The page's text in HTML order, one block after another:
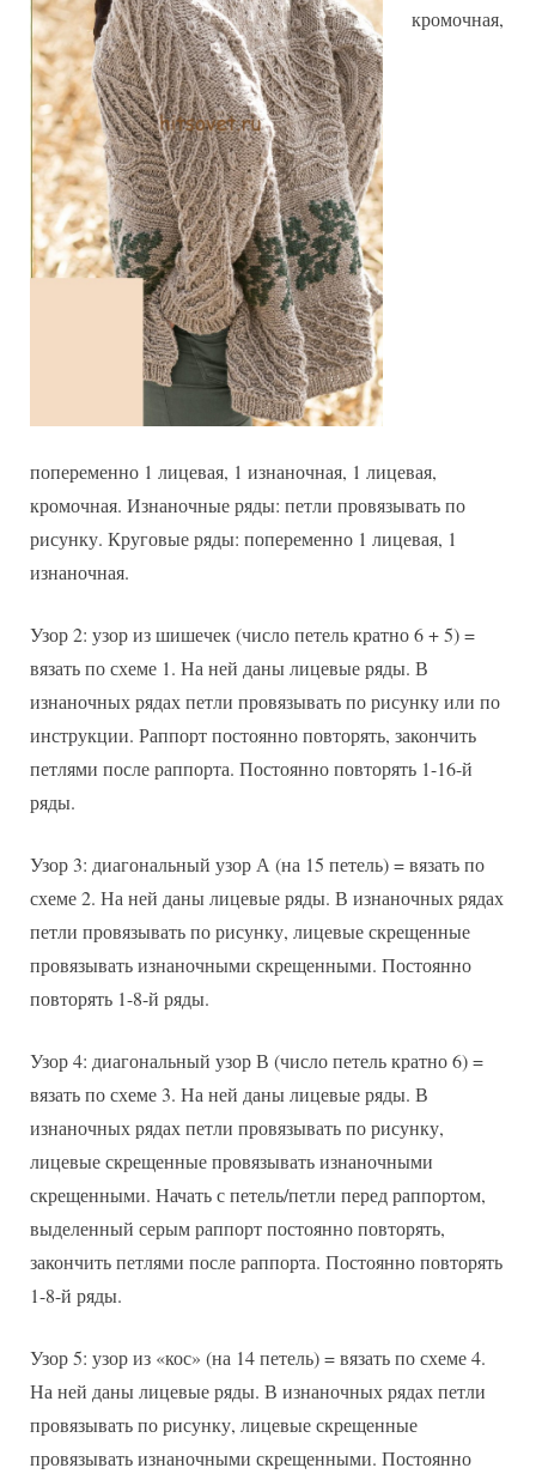
кромочная,
попеременно 1 лицевая, 1 изнаночная, 1 лицевая,
кромочная. Изнаночные ряды: петли провязывать по
рисунку. Круговые ряды: попеременно 1 лицевая, 1
изнаночная.
Узор 2: узор из шишечек (число петель кратно 6 + 5) =
вязать по схеме 1. На ней даны лицевые ряды. В
изнаночных рядах петли провязывать по рисунку или по
инструкции. Раппорт постоянно повторять, закончить
петлями после раппорта. Постоянно повторять 1-16-й
ряды.
Узор 3: диагональный узор А (на 15 петель) = вязать по
схеме 2. На ней даны лицевые ряды. В изнаночных рядах
петли провязывать по рисунку, лицевые скрещенные
провязывать изнаночными скрещенными. Постоянно
повторять 1-8-й ряды.
Узор 4: диагональный узор В (число петель кратно 6) =
вязать по схеме 3. На ней даны лицевые ряды. В
изнаночных рядах петли провязывать по рисунку,
лицевые скрещенные провязывать изнаночными
скрещенными. Начать с петель/петли перед раппортом,
выделенный серым раппорт постоянно повторять,
закончить петлями после раппорта. Постоянно повторять
1-8-й ряды.
Узор 5: узор из «кос» (на 14 петель) = вязать по схеме 4.
На ней даны лицевые ряды. В изнаночных рядах петли
провязывать по рисунку, лицевые скрещенные
провязывать изнаночными скрещенными. Постоянно